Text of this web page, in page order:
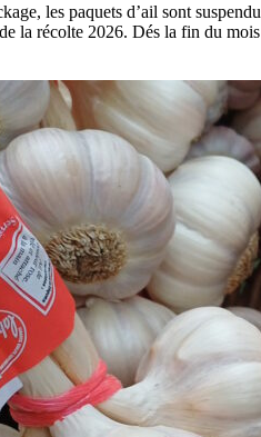
les paquets d’ail sont
la récolte 2026. Dés la fin du